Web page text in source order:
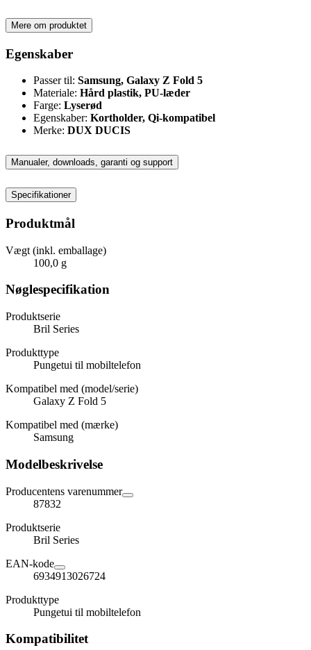
Mere om produktet
Egenskaber
Passer til: Samsung, Galaxy Z Fold 5
Materiale: Hård plastik, PU-læder
Farge: Lyserød
Egenskaber: Kortholder, Qi-kompatibel
Merke: DUX DUCIS
Manualer, downloads, garanti og support
Specifikationer
Produktmål
Vægt (inkl. emballage)
100,0 g
Nøglespecifikation
Produktserie
Bril Series
Produkttype
Pungetui til mobiltelefon
Kompatibel med (model/serie)
Galaxy Z Fold 5
Kompatibel med (mærke)
Samsung
Modelbeskrivelse
Producentens varenummer
87832
Produktserie
Bril Series
EAN-kode
6934913026724
Produkttype
Pungetui til mobiltelefon
Kompatibilitet